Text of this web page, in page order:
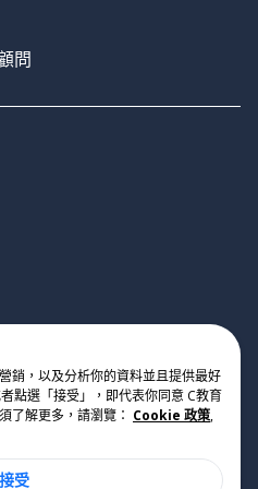
問
銷，以及分析你的資料並且提供最好
點選「接受」，即代表你同意 C教育
了解更多，請瀏覽： Cookie 政策,
接受